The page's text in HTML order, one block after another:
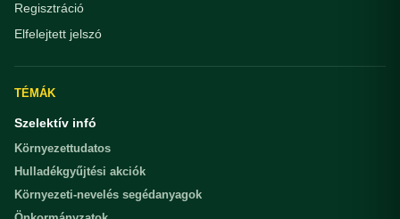
Regisztráció
Elfelejtett jelszó
TÉMÁK
Szelektív infó
Környezettudatos
Hulladékgyűjtési akciók
Környezeti-nevelés segédanyagok